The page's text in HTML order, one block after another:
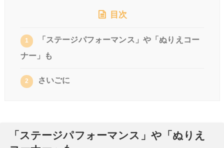
目次
1
「ステージパフォーマンス」や「ぬりえコー
ナー」も
2 さいごに
「ステージパフォーマンス」や「ぬりえ